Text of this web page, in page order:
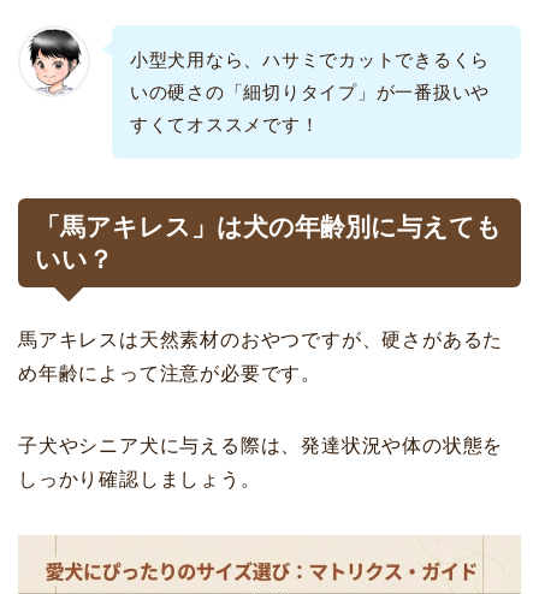
小型犬用なら、ハサミでカットできるくら
いの硬さの「細切りタイプ」が一番扱いや
すくてオススメです！
「馬アキレス」は犬の年齢別に与えても
いい？
馬アキレスは天然素材のおやつですが、硬さがあるた
め年齢によって注意が必要です。
子犬やシニア犬に与える際は、発達状況や体の状態を
しっかり確認しましょう。